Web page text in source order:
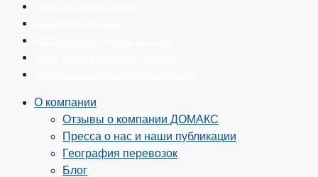
О компании
Отзывы о компании ДОМАКС
Пресса о нас и наши публикации
География перевозок
Блог